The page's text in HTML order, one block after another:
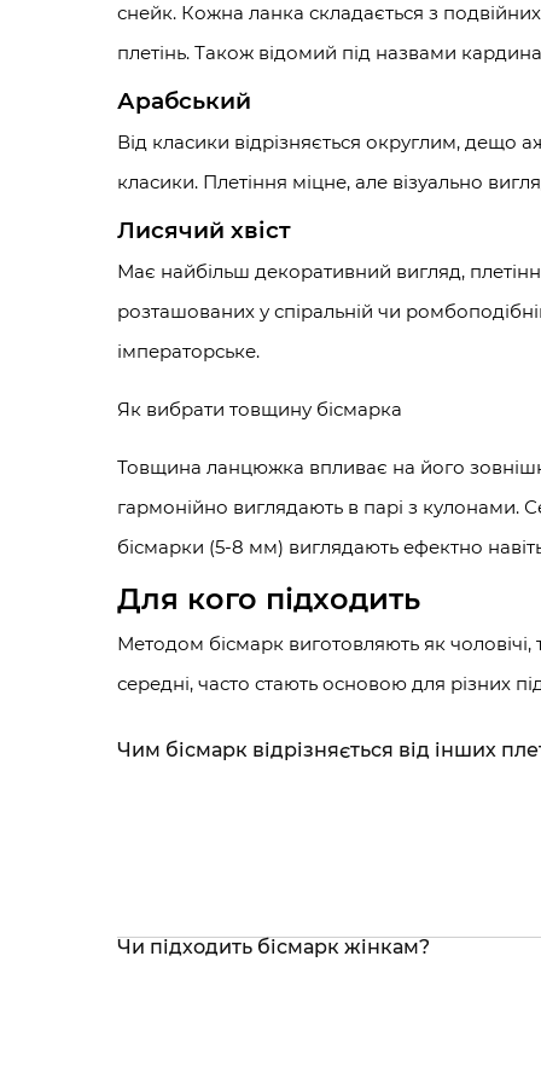
снейк. Кожна ланка складається з
плетінь. Також відомий під назвами
Арабський
Від класики відрізняється округлим, дещо
класики. Плетіння міцне, але візуально
Лисячий хвіст
Має найбільш декоративний вигляд,
розташованих у спіральній чи
імператорське.
Як вибрати товщину бісмарка
Товщина ланцюжка впливає на його
гармонійно виглядають в парі з кулонами.
бісмарки (5-8 мм) виглядають ефектно
Для кого підходить
Методом бісмарк виготовляють як чоловічі,
середні, часто стають основою для різних
Чим бісмарк відрізняється від інших
Чи підходить бісмарк жінкам?